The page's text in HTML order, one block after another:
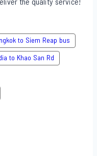
to Siem Reap bus
to Khao San​ Rd